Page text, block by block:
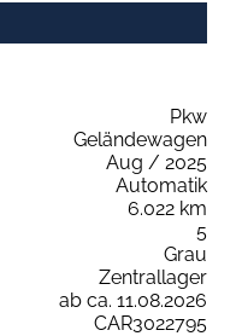
Pkw
Geländewagen
Aug / 2025
Automatik
6.022 km
5
Grau
Zentrallager
ab ca. 11.08.2026
CAR3022795